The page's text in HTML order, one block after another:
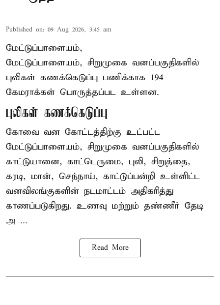
Published on: 09 Aug 2026, 3:45 am
மேட்டுப்பாளையம்,
மேட்டுப்பாளையம், சிறுமுகை வனப்பகுதிகளில்
புலிகள் கணக்கெடுப்பு பணிக்காக 194
கேமராக்கள் பொருத்தப்பட உள்ளன.
புலிகள் கணக்கெடுப்பு
கோவை வன கோட்டத்திற்கு உட்பட்ட
மேட்டுப்பாளையம், சிறுமுகை வனப்பகுதிகளில்
காட்டுயானை, காட்டெருமை, புலி, சிறுத்தை,
கரடி, மான், செந்நாய், காட்டுப்பன்றி உள்ளிட்ட
வனவிலங்குகளின் நடமாட்டம் அதிகரித்து
காணப்படுகிறது. உணவு மற்றும் தண்ணீர் தேடி
அ ...
Read More